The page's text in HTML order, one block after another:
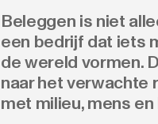
Beleggen is niet
een bedrijf dat iets
de wereld vormen.
naar het verwachte
met milieu, mens